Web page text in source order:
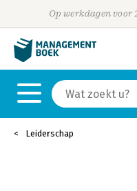
Op werkdagen voor
Leiderschap